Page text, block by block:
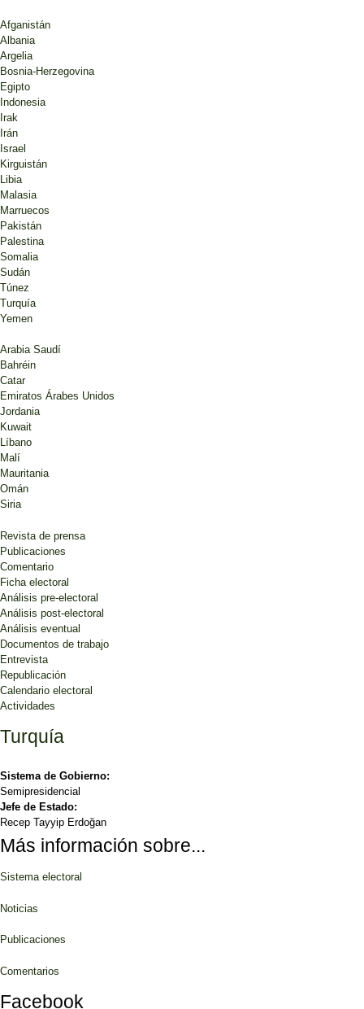
Afganistán
Albania
Argelia
Bosnia-Herzegovina
Egipto
Indonesia
Irak
Irán
Israel
Kirguistán
Libia
Malasia
Marruecos
Pakistán
Palestina
Somalia
Sudán
Túnez
Turquía
Yemen
Arabia Saudí
Bahréin
Catar
Emiratos Árabes Unidos
Jordania
Kuwait
Líbano
Malí
Mauritania
Omán
Siria
Revista de prensa
Publicaciones
Comentario
Ficha electoral
Análisis pre-electoral
Análisis post-electoral
Análisis eventual
Documentos de trabajo
Entrevista
Republicación
Calendario electoral
Actividades
Turquía
Sistema de Gobierno:
Semipresidencial
Jefe de Estado:
Recep Tayyip Erdoğan
Más información sobre...
Sistema electoral
Noticias
Publicaciones
Comentarios
Facebook